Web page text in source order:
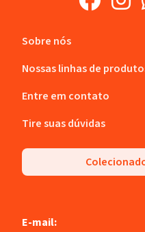
Sobre nós
Nossas linhas de
Entre em contato
Tire suas dúvidas
E-mail: